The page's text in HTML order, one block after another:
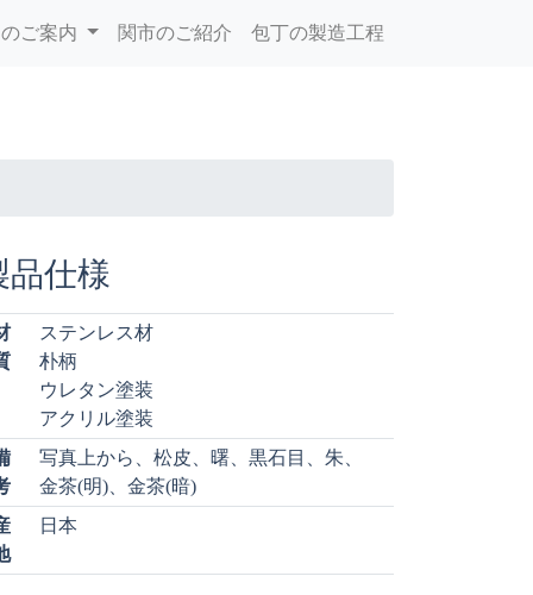
ご案内 関市のご紹介 包丁の製造工程
品仕様
ステンレス材
朴柄
ウレタン塗装
アクリル塗装
写真上から、松皮、曙、黒石目、朱、
金茶(明)、金茶(暗)
日本